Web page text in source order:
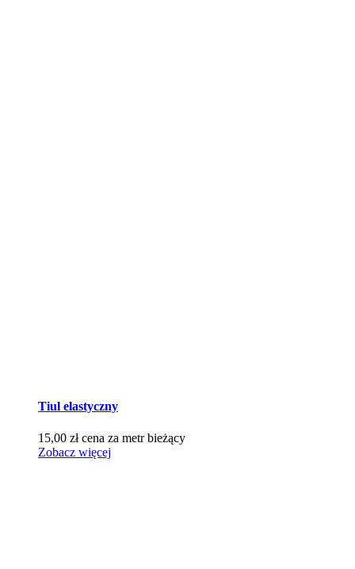
Tiul elastyczny
15,00 złcena za metr bieżący
Zobacz więcej